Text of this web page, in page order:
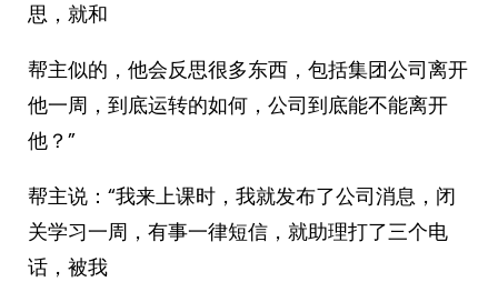
思，就和
帮主似的，他会反思很多东西，包括集团公司离开
他一周，到底运转的如何，公司到底能不能离开
他？”
帮主说：“我来上课时，我就发布了公司消息，闭
关学习一周，有事一律短信，就助理打了三个电
话，被我